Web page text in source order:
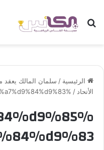
بحث عن
الرئيسية / سلمان المالك يعقد
الأتحاد /
%d8%a7%d9%84%d9%85%d8%a7%d9%84%d9%83